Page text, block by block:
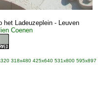
het Ladeuzeplein - Leuven
Coenen
318x480 425x640 531x800 595x897